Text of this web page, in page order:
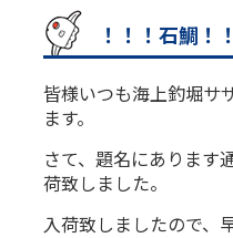
！！！石鯛！
皆様いつも海上釣堀サ
ます。
さて、題名にあります
荷致しました。
入荷致しましたので、